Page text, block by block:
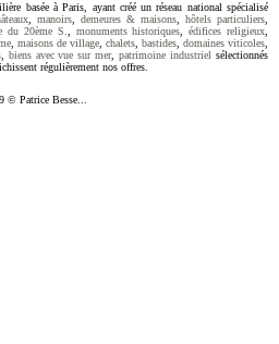
basée à Paris, ayant créé un réseau national spécialisé
, manoirs, demeures & maisons, hôtels particuliers,
du 20ème S., monuments historiques,édifices religieux,
, maisons de village, chalets, bastides, domaines viticoles,
, biens avec vue sur mer,patrimoine industriel sélectionnés
régulièrement nos offres.
© Patrice Besse...